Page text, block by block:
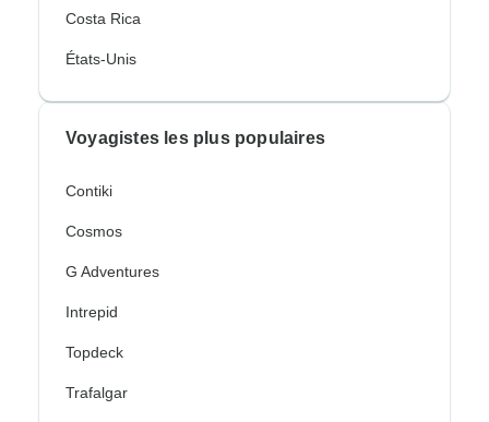
Costa Rica
États-Unis
Voyagistes les plus populaires
Contiki
Cosmos
G Adventures
Intrepid
Topdeck
Trafalgar